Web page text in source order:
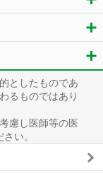
としたものであ
るものではあり
慮し医師等の医
い。